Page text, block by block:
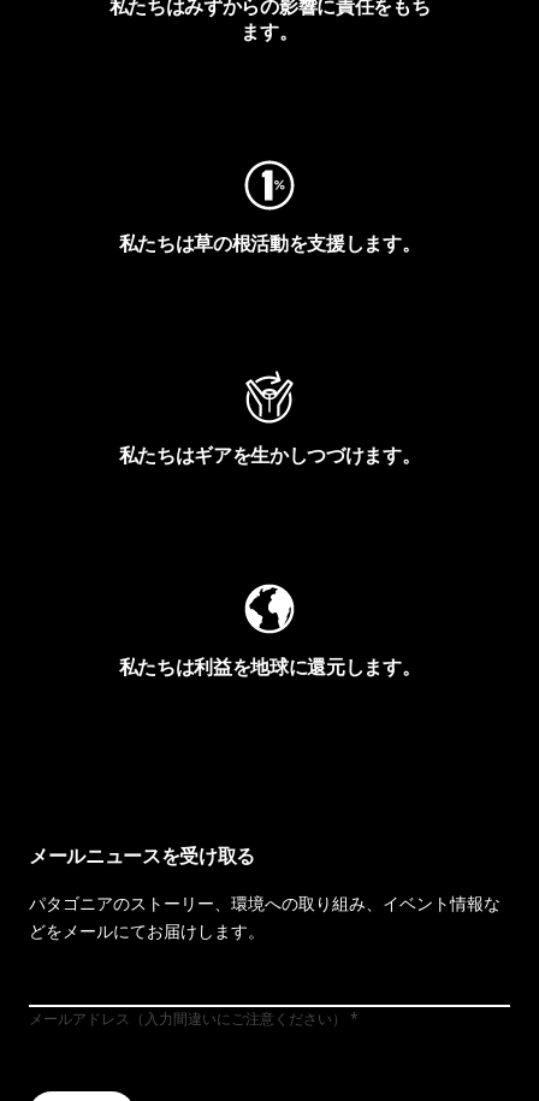
私たちはみずからの影響に責任をもち
ます。
私たちは草の根活動を支援します。
私たちはギアを生かしつづけます。
私たちは利益を地球に還元します。
メールニュースを受け取る
パタゴニアのストーリー、環境への取り組み、イベント情報な
どをメールにてお届けします。
メールアドレス（入力間違いにご注意ください）